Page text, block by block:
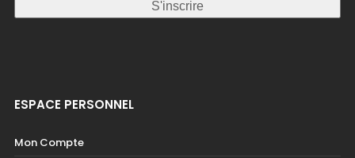
ESPACE PERSONNEL
Mon Compte